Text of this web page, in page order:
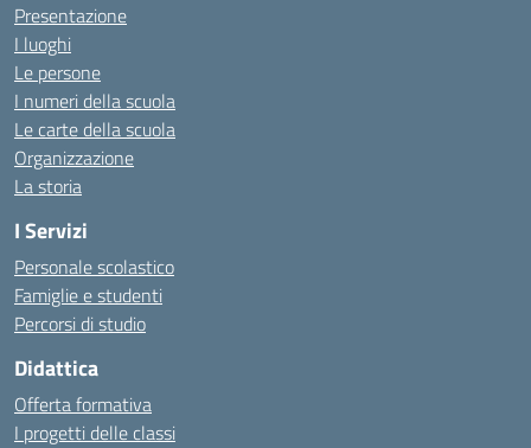
Presentazione
I luoghi
Le persone
I numeri della scuola
Le carte della scuola
Organizzazione
La storia
I Servizi
Personale scolastico
Famiglie e studenti
Percorsi di studio
Didattica
Offerta formativa
I progetti delle classi